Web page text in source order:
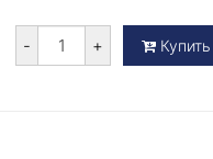
- + Купить